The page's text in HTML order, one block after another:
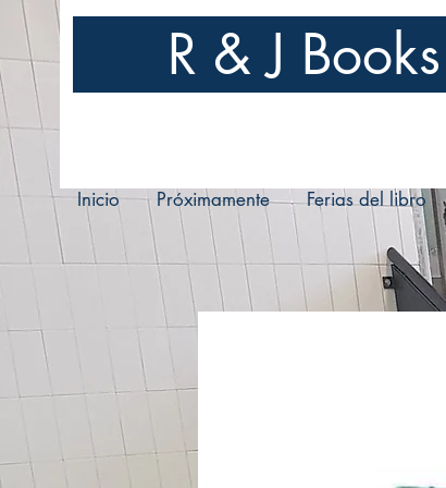
R & J Books
Inicio Próximamente Ferias del libro